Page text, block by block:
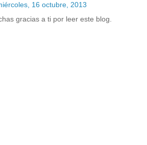
16 octubre, 2013
gracias a ti por leer este blog.